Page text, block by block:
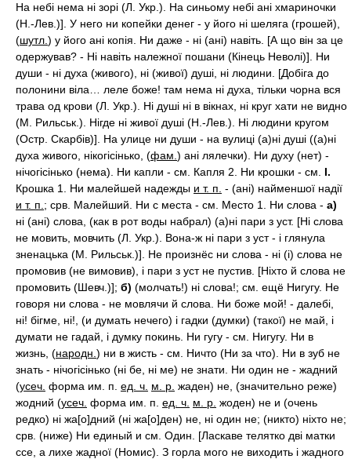
На небі нема ні зорі (Л. Укр.). На синьому небі ані хмариночки
(Н.-Лев.)]. У него ни копейки денег - у його ні шеляга (грошей),
(шутл. ) у його ані копія. Ни даже - ні (ані) навіть. [А що він за це
одержував? - Ні навіть належної пошани (Кінець Неволі)]. Ни
души - ні духа (живого), ні (живої) душі, ні людини. [Добіга до
полонини віла… леле боже! там нема ні духа, тільки чорна вся
трава од крови (Л. Укр.). Ні душі ні в вікнах, ні круг хати не видно
(М. Рильськ.). Нігде ні живої душі (Н.-Лев.). Ні людини кругом
(Остр. Скарбів)]. На улице ни души - на вулиці (а)ні душі ((а)ні
духа живого, нікогісінько, (фам. ) ані лялечки). Ни духу (нет) -
нічогісінько (нема). Ни капли - см. Капля 2. Ни крошки - см. I.
Крошка 1. Ни малейшей надежды и т. п. - (ані) найменшої надії
и т. п. ; срв. Малейший. Ни с места - см. Место 1. Ни слова - а)
ні (ані) слова, (как в рот воды набрал) (а)ні пари з уст. [Ні слова
не мовить, мовчить (Л. Укр.). Вона-ж ні пари з уст - і глянула
зненацька (М. Рильськ.)]. Не произнёс ни слова - ні (і) слова не
промовив (не вимовив), і пари з уст не пустив. [Ніхто й слова не
промовить (Шевч.)]; б) (молчать!) ні слова!; см. ещё Нигугу. Не
говоря ни слова - не мовлячи й слова. Ни боже мой! - далебі,
ні! бігме, ні!, (и думать нечего) і гадки (думки) (такої) не май, і
думати не гадай, і думку покинь. Ни гугу - см. Нигугу. Ни в
жизнь, (народн. ) ни в жисть - см. Ничто (Ни за что). Ни в зуб не
знать - нічогісінько (ні бе, ні ме) не знати. Ни один не - жадний
(усеч. форма им. п. ед. ч. м. р. жаден) не, (значительно реже)
жодний (усеч. форма им. п. ед. ч. м. р. жоден) не и (очень
редко) ні жа[о]дний (ні жа[о]ден) не, ні один не; (никто) ніхто не;
срв. (ниже) Ни единый и см. Один. [Ласкаве телятко дві матки
ссе, а лихе жадної (Номис). З горла мого не виходить і жадного